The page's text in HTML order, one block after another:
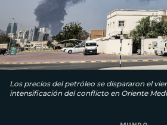
Los precios del petróleo se dispararon el
intensificación del conflicto en Oriente